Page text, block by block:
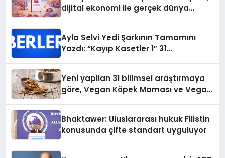
dijital ekonomi ile gerçek dünya
Ayla Selvi Yedi Şarkının Tamamını
Yazdı: “Kayıp Kasetler 1” 31
Yeni yapilan 31 bilimsel araştırmaya
göre, Vegan Köpek Maması ve Vegan
Bhaktawer: Uluslararası hukuk Filistin
konusunda çifte standart uyguluyor